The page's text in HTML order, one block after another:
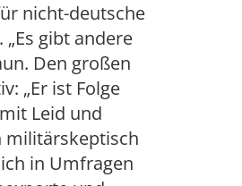
nicht-deutsche
gibt andere
Den großen
„Er ist Folge
Leid und
militärskeptisch
in Umfragen